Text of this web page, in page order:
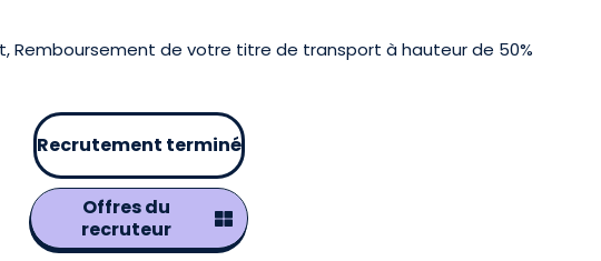
Remboursement de votre titre de transport à hauteur de 50%
Recrutement terminé
Offres du
recruteur